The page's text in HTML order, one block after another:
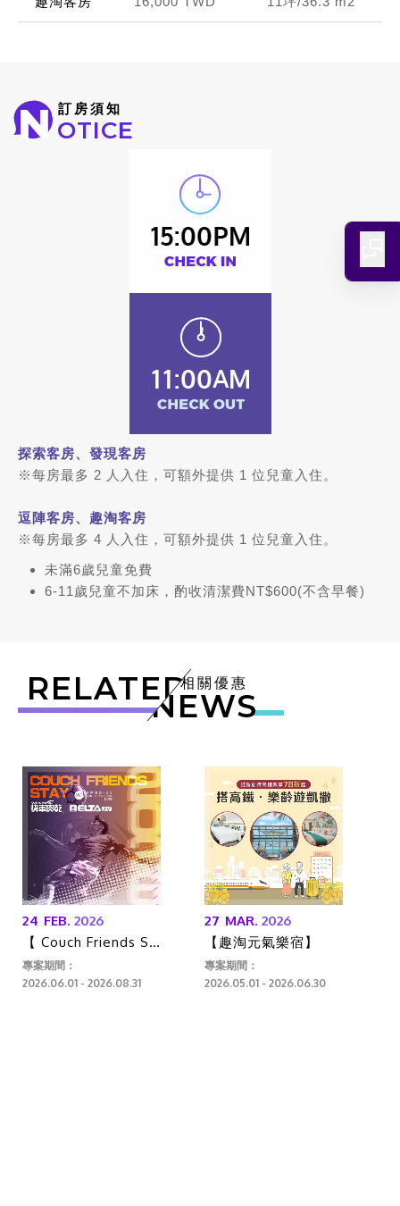
訂房須知
N OTICE
探索客房、發現客房
※每房最多 2 人入住，可額外提供 1 位兒童入住。
逗陣客房、趣淘客房
※每房最多 4 人入住，可額外提供 1 位兒童入住。
未滿6歲兒童免費
6-11歲兒童不加床，酌收清潔費NT$600(不含早餐)
相關優惠
RELATEDNEWS
24 FEB. 2026
【 Couch Friends Stay】X 快車肉乾 X 愛爾達體育
專案期間：
2026.06.01 - 2026.08.31
27 MAR. 2026
【趣淘元氣樂宿】
專案期間：
2026.05.01 - 2026.06.30